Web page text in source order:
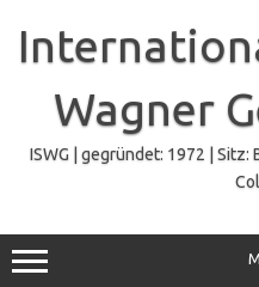
springen
Wagner
ISWG | gegründet: 1972 | Sitz: